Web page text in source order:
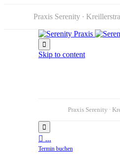
Praxis Serenity ∙

Skip to content
Praxis Serenity ∙

 ...
Termin buchen